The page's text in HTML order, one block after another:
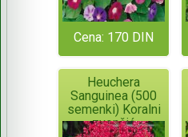
Cena: 170 DIN
Heuchera
Sanguinea (500
semenki) Koralni
zvončić